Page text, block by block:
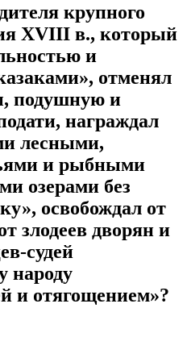
крупного
XVIII в., который
и
отменял
подушную и
награждал
лесными,
и рыбными
озерами без
освобождал от
злодеев дворян и
судей
народу
и отягощением»?